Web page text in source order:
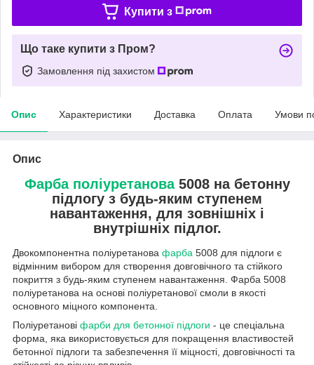
Купити з
Що таке купити з Пром?
Замовлення під захистом
Опис Характеристики Доставка Оплата Умови
Опис
Фарба поліуретанова5008 на бетонну
підлогу з будь-яким ступенем
навантаження, для зовнішніх і
внутрішніх підлог.
Двокомпонентна поліуретанова фарба 5008 для підлоги є
відмінним вибором для створення довговічного та стійкого
покриття з будь-яким ступенем навантаження. Фарба 5008
поліуретанова на основі поліуретанової смоли в якості
основного міцного компонента.
Поліуретанові фарби для бетонної підлоги - це спеціальна
форма, яка використовується для покращення властивостей
бетонної підлоги та забезпечення її міцності, довговічності та